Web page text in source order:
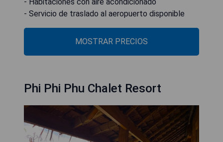
- Servicio de traslado al aeropuerto disponible
MOSTRAR PRECIOS
Phi Phi Phu Chalet Resort